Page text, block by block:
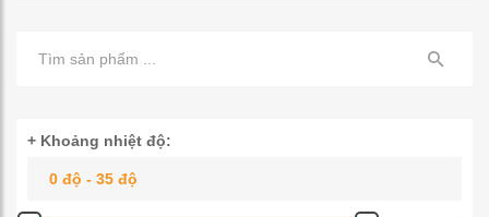
+ Khoảng nhiệt độ: